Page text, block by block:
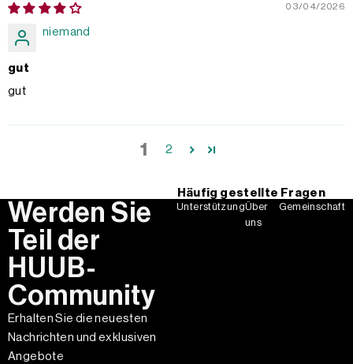
03/04/2026
niemand
gut
gut
1 2
Häufig gestellte Fragen
Werden Sie
Teil der
HUUB-
Community
Erhalten Sie die neuesten
Nachrichten und exklusiven
Angebote
UnterstützungÜber
uns
Gemeinschaft